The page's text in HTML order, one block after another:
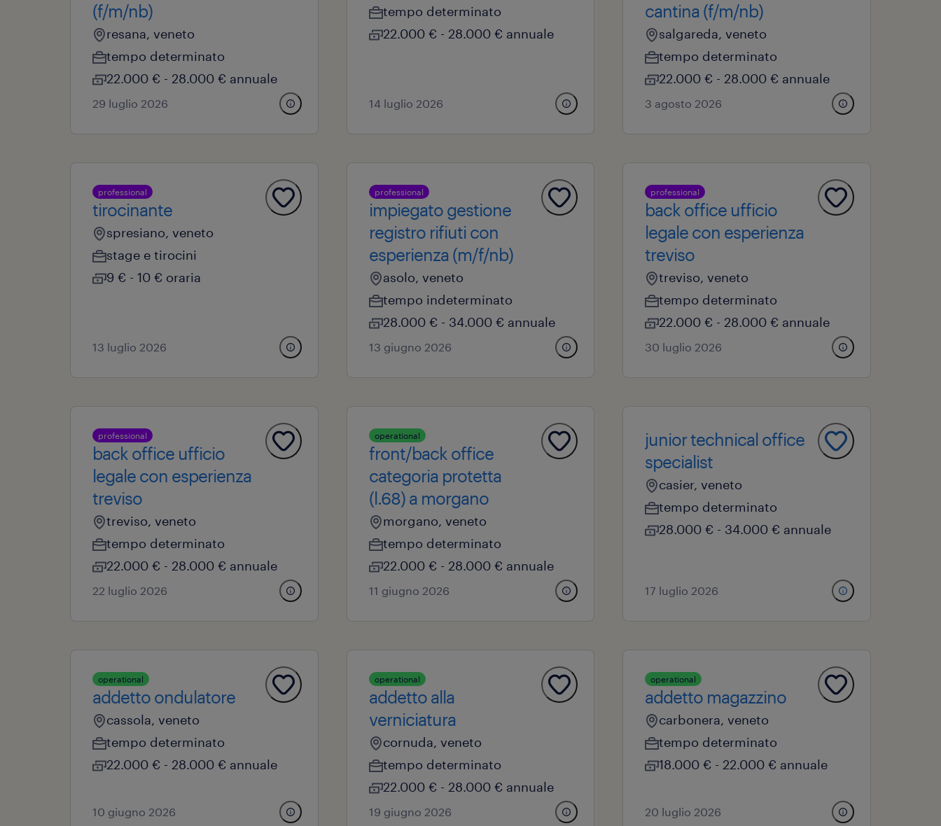
(f/m/nb)
resana, veneto
tempo determinato
22.000 € - 28.000 € annuale
29 luglio 2026
tempo determinato
22.000 € - 28.000 € annuale
14 luglio 2026
cantina (f/m/nb)
salgareda, veneto
tempo determinato
22.000 € - 28.000 € annuale
3 agosto 2026
professional
tirocinante
spresiano, veneto
stage e tirocini
9 € - 10 € oraria
13 luglio 2026
professional
impiegato gestione
registro rifiuti con
esperienza (m/f/nb)
asolo, veneto
tempo indeterminato
28.000 € - 34.000 € annuale
13 giugno 2026
professional
back office ufficio
legale con esperienza
treviso
treviso, veneto
tempo determinato
22.000 € - 28.000 € annuale
30 luglio 2026
professional
back office ufficio
legale con esperienza
treviso
treviso, veneto
tempo determinato
22.000 € - 28.000 € annuale
22 luglio 2026
operational
front/back office
categoria protetta
(l.68) a morgano
morgano, veneto
tempo determinato
22.000 € - 28.000 € annuale
11 giugno 2026
junior technical office
specialist
casier, veneto
tempo determinato
28.000 € - 34.000 € annuale
17 luglio 2026
operational
addetto ondulatore
cassola, veneto
tempo determinato
22.000 € - 28.000 € annuale
10 giugno 2026
operational
addetto alla
verniciatura
cornuda, veneto
tempo determinato
22.000 € - 28.000 € annuale
19 giugno 2026
operational
addetto magazzino
carbonera, veneto
tempo determinato
18.000 € - 22.000 € annuale
20 luglio 2026